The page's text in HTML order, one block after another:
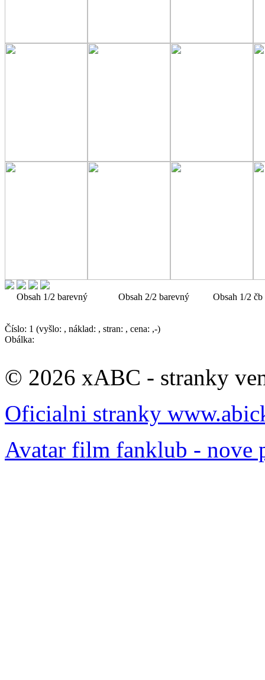
Obsah 1/2 barevný Obsah 2/2 barevný Obsah 1/2 čb
Číslo: 1 (vyšlo: , náklad: , stran: , cena: ,-)
Obálka:
© 2026 xABC - stranky
Oficialni stranky
Avatar film fanklub - nove